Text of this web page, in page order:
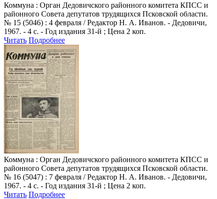
Коммуна : Орган Дедовичского районного комитета КПСС и
районного Совета депутатов трудящихся Псковской области.
№ 15 (5046) : 4 февраля / Редактор Н. А. Иванов. - Дедовичи,
1967. - 4 с. - Год издания 31-й ; Цена 2 коп.
Читать Подробнее
Коммуна : Орган Дедовичского районного комитета КПСС и
районного Совета депутатов трудящихся Псковской области.
№ 16 (5047) : 7 февраля / Редактор Н. А. Иванов. - Дедовичи,
1967. - 4 с. - Год издания 31-й ; Цена 2 коп.
Читать Подробнее